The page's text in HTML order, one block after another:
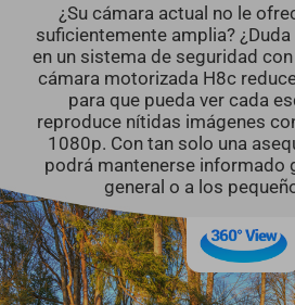
¿Su cámara actual no le
suficientemente amplia?
en un sistema de seguridad
cámara motorizada H8c
para que pueda ver cada
reproduce nítidas imágenes
1080p. Con tan solo una
podrá mantenerse informado
general o a los